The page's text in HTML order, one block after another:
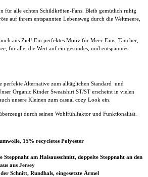
für alle echten Schildkröten-Fans. Bleib gemütlich ruhig
auf ihrem entspannten Lebensweg durch die Weltmeere,
ans Ziel! Ein perfektes Motiv für Meer-Fans, Taucher,
für alle, die Wert auf ein gesundes, und entspanntes
perfekte Alternative zum alltäglichen Standard und
Organic Kinder Sweatshirt ST/ST erscheint in vielen
unsere Kleinen zum casual cozy Look ein.
durch seinen Wohlfühlfaktor und Funktionalität.
15% recycletes Polyester
Steppnaht am Halsausschnitt, doppelte Steppnaht an den
aus Jersey
Schnitt, Rundhals, eingesetzte Ärmel